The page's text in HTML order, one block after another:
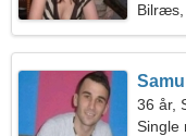
Bilræs,
Samu
36 år,
Single